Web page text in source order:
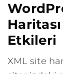
Etkileri
XML site